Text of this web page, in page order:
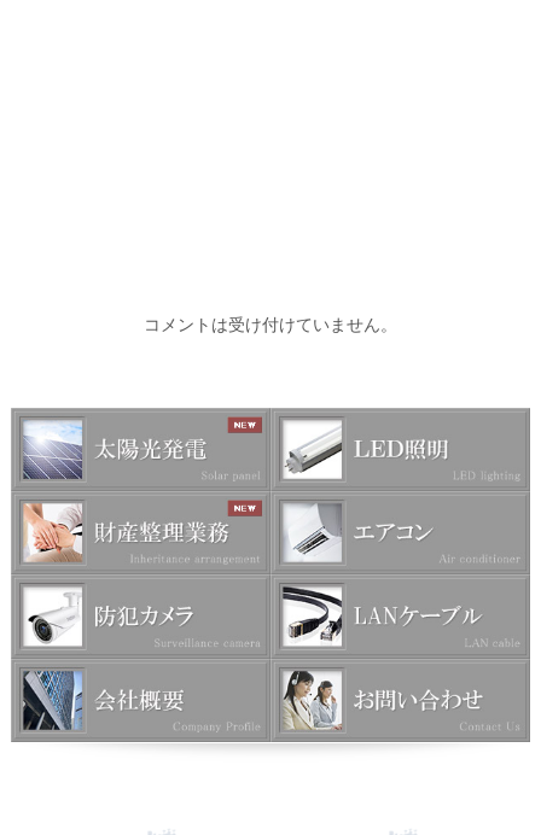
コメントは受け付けていません。